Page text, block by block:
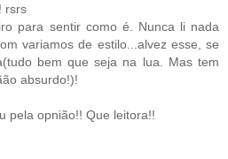
rsrs
para sentir como é. Nunca li nada
variamos de estilo...alvez esse, se
bem que seja na lua. Mas tem
absurdo!)!
pela opnião!! Que leitora!!